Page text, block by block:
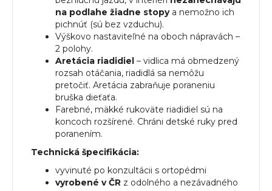
na podlahe žiadne stopya nemožno ich
pichnúť (sú bez vzduchu).
Výškovo nastaviteľné na oboch nápravách –
2 polohy.
Aretácia riadidiel – vidlica má obmedzený
rozsah otáčania, riadidlá sa nemôžu
pretočiť. Aretácia zabraňuje poraneniu
bruška dieťaťa.
Farebné, mäkké rukoväte riadidiel sú na
koncoch rozšírené. Chráni detské ruky pred
poranením.
Technická špecifikácia:
vyvinuté po konzultácii s ortopédmi
vyrobené v ČR z odolného a nezávadného